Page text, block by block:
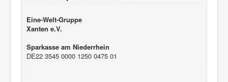
Eine-Welt-Gruppe
Xanten e.V.
Sparkasse am Niederrhein
DE22 3545 0000 1250 0475 01